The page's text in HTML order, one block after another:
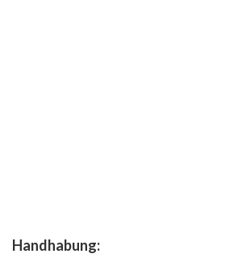
Handhabung: